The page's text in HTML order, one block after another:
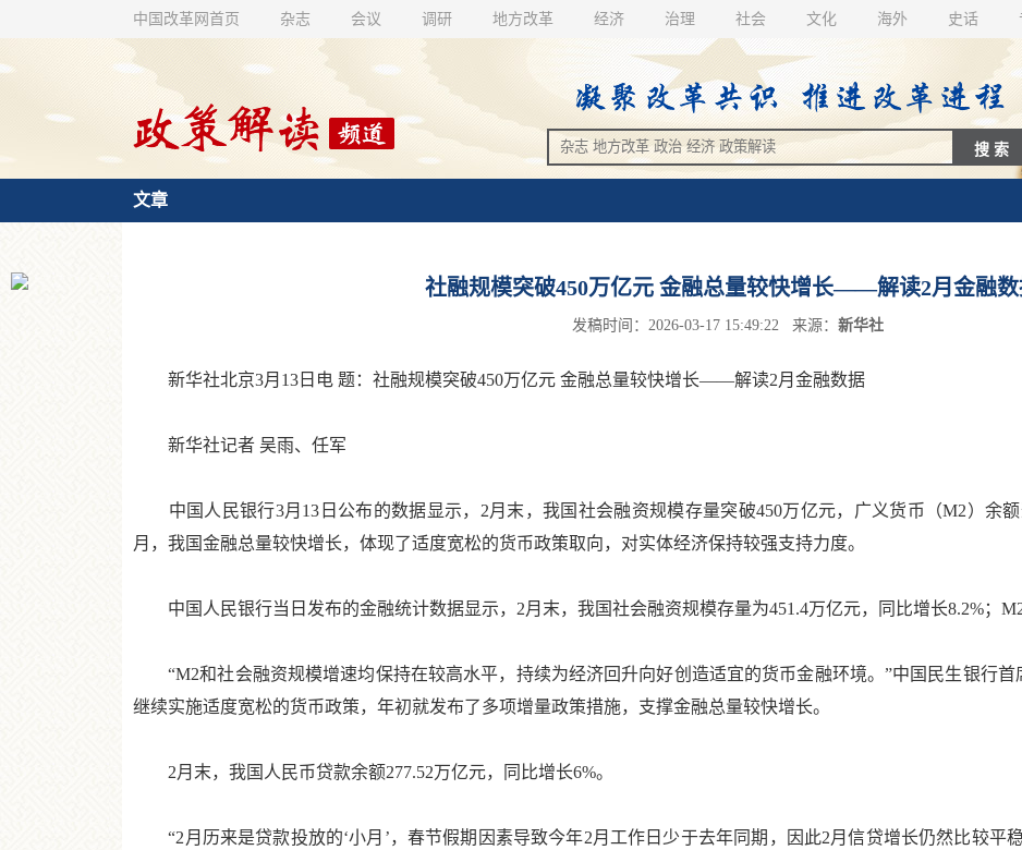
中国改革网首页 杂志 会议 调研 地方改革 经济 治理 社会 文化 海外 史话
文章
社融规模突破450万亿元 金融总量较快增长——解读2月金融数
发稿时间：2026-03-17 15:49:22 来源： 新华社
新华社北京3月13日电 题：社融规模突破450万亿元 金融总量较快增长——解读2月金融数据
新华社记者 吴雨、任军
中国人民银行3月13日公布的数据显示，2月末，我国社会融资规模存量突破450万亿元，广义货币（M2）余
月，我国金融总量较快增长，体现了适度宽松的货币政策取向，对实体经济保持较强支持力度。
中国人民银行当日发布的金融统计数据显示，2月末，我国社会融资规模存量为451.4万亿元，同比增长8.2%；M2
“M2和社会融资规模增速均保持在较高水平，持续为经济回升向好创造适宜的货币金融环境。”中国民生银行首
继续实施适度宽松的货币政策，年初就发布了多项增量政策措施，支撑金融总量较快增长。
2月末，我国人民币贷款余额277.52万亿元，同比增长6%。
“2月历来是贷款投放的‘小月’，春节假期因素导致今年2月工作日少于去年同期，因此2月信贷增长仍然比较平